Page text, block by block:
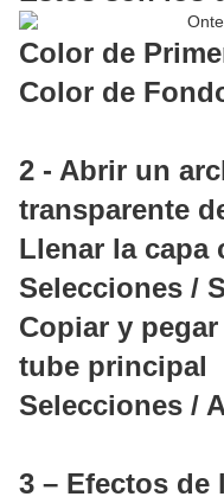
Color de
Color de
2 - Abrir un
transparente
Llenar la capa
Selecciones /
Copiar y
tube principal
Selecciones /
3 – Efectos de